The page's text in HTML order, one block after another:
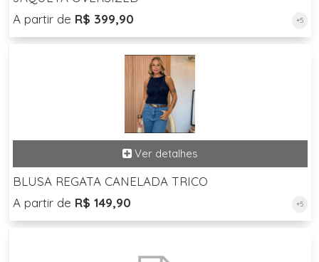
A partir de R$ 399,90 +5
BLUSA REGATA CANELADA TRICO
A partir de R$ 149,90 +5